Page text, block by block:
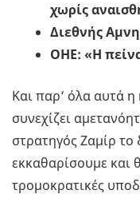
χωρίς
Διεθνής
ΟΗΕ: «Η
Και παρ’ όλα αυτά
συνεχίζει
στρατηγός Ζαμίρ
εκκαθαρίσουμε και
τρομοκρατικές